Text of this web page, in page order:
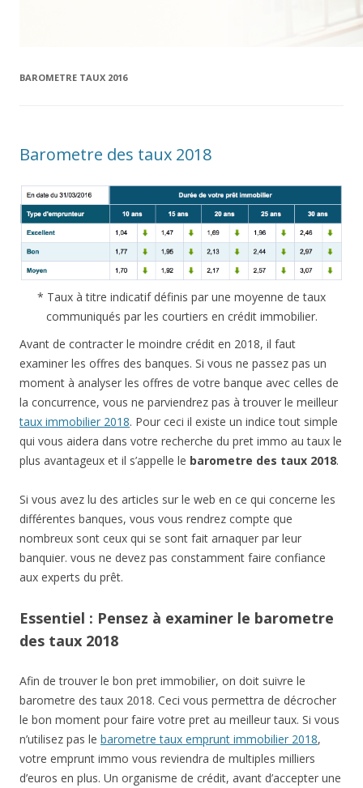
BAROMETRE TAUX 2016
Barometre des taux 2018
* Taux à titre indicatif définis par une moyenne de taux
communiqués par les courtiers en crédit immobilier.
Avant de contracter le moindre crédit en 2018, il faut
examiner les offres des banques. Si vous ne passez pas un
moment à analyser les offres de votre banque avec celles de
la concurrence, vous ne parviendrez pas à trouver le meilleur
taux immobilier 2018. Pour ceci il existe un indice tout simple
qui vous aidera dans votre recherche du pret immo au taux le
plus avantageux et il s’appelle le barometre des taux 2018.
Si vous avez lu des articles sur le web en ce qui concerne les
différentes banques, vous vous rendrez compte que
nombreux sont ceux qui se sont fait arnaquer par leur
banquier. vous ne devez pas constamment faire confiance
aux experts du prêt.
Essentiel : Pensez à examiner le barometre
des taux 2018
Afin de trouver le bon pret immobilier, on doit suivre le
barometre des taux 2018. Ceci vous permettra de décrocher
le bon moment pour faire votre pret au meilleur taux. Si vous
n’utilisez pas le barometre taux emprunt immobilier 2018,
votre emprunt immo vous reviendra de multiples milliers
d’euros en plus. Un organisme de crédit, avant d’accepter une